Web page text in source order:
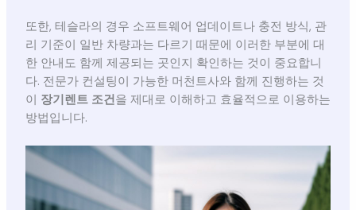
또한, 테슬라의 경우 소프트웨어 업데이트나 충전 방식, 관
리 기준이 일반 차량과는 다르기 때문에 이러한 부분에 대
한 안내도 함께 제공되는 곳인지 확인하는 것이 중요합니
다. 전문가 컨설팅이 가능한 머천트사와 함께 진행하는 것
이 장기렌트 조건을 제대로 이해하고 효율적으로 이용하는
방법입니다.